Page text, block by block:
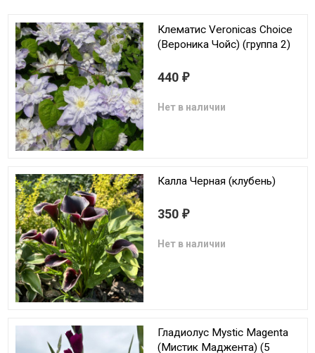
Клематис Veronicas Choice
(Вероника Чойс) (группа 2)
440 ₽
Нет в наличии
Калла Черная (клубень)
350 ₽
Нет в наличии
Гладиолус Mystic Magenta
(Мистик Маджента) (5